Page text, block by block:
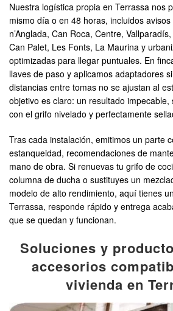
Nuestra logística propia en Terrassa nos
mismo día o en 48 horas, incluidos
n’Anglada, Can Roca, Centre,
Can Palet, Les Fonts, La Maurina y
optimizadas para llegar puntuales. En
llaves de paso y aplicamos adaptadores
distancias entre tomas no se ajustan al
objetivo es claro: un resultado
con el grifo nivelado y perfectamente
Tras cada instalación, emitimos un parte
estanqueidad, recomendaciones de
mano de obra. Si renuevas tu grifo de
columna de ducha o sustituyes un
modelo de alto rendimiento, aquí tienes
Terrassa, responde rápido y entrega
que se quedan y funcionan.
Soluciones y
accesorios
vivienda en